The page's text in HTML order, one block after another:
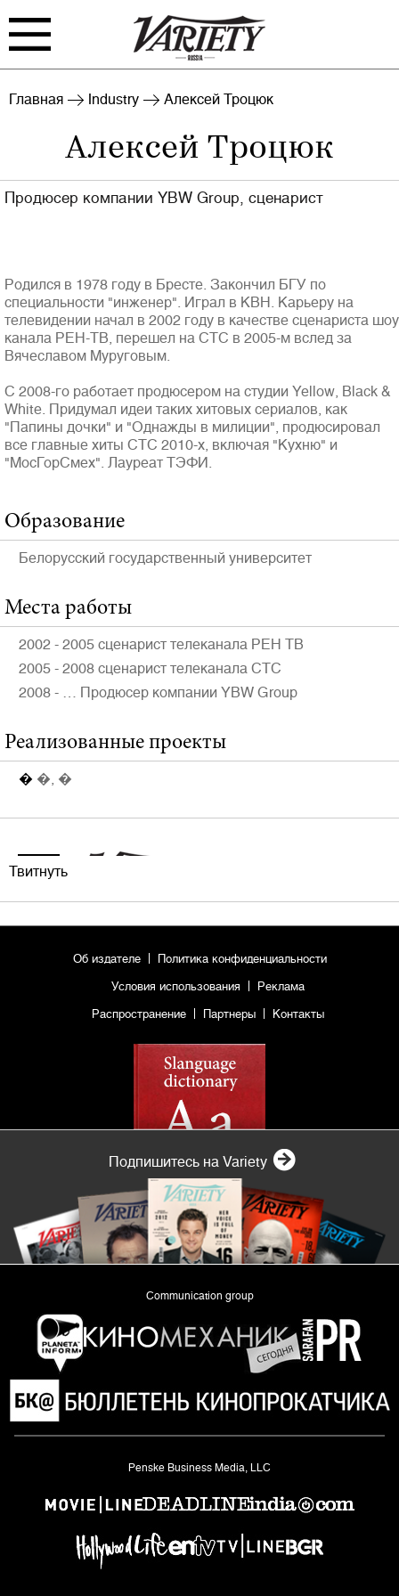
FILM
ARCHIVE
Войти
Полная версия сайта
Главная Industry Алексей Троцюк
Алексей Троцюк
Продюсер компании YBW Group, сценарист
Родился в 1978 году в Бресте. Закончил БГУ по
специальности "инженер". Играл в КВН. Карьеру на
телевидении начал в 2002 году в качестве сценариста шоу
канала РЕН-ТВ, перешел на СТС в 2005-м вслед за
Вячеславом Муруговым.
С 2008-го работает продюсером на студии Yellow, Black &
White. Придумал идеи таких хитовых сериалов, как
"Папины дочки" и "Однажды в милиции", продюсировал
все главные хиты СТС 2010-х, включая "Кухню" и
"МосГорСмех". Лауреат ТЭФИ.
Образование
Белорусский государственный университет
Места работы
2002 - 2005 сценарист телеканала РЕН ТВ
2005 - 2008 сценарист телеканала СТС
2008 - … Продюсер компании YBW Group
Реализованные проекты
� �, �
Твитнуть
Об издателе Политика конфиденциальности
Условия использования Реклама
Распространение Партнеры Контакты
Подпишитесь на Variety
Communication group
«Planeta Inform»
Penske Business Media, LLC